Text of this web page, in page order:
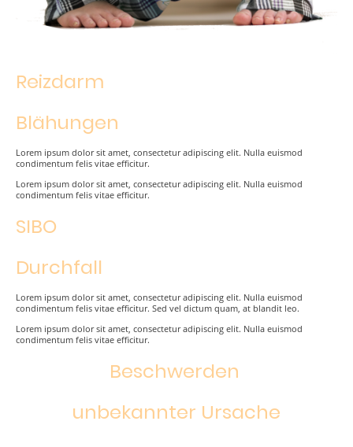
Reizdarm
Blähungen
Lorem ipsum dolor sit amet, consectetur adipiscing elit. Nulla euismod
condimentum felis vitae efficitur.
Lorem ipsum dolor sit amet, consectetur adipiscing elit. Nulla euismod
condimentum felis vitae efficitur.
SIBO
Durchfall
Lorem ipsum dolor sit amet, consectetur adipiscing elit. Nulla euismod
condimentum felis vitae efficitur. Sed vel dictum quam, at blandit leo.
Lorem ipsum dolor sit amet, consectetur adipiscing elit. Nulla euismod
condimentum felis vitae efficitur.
Beschwerden
unbekannter Ursache